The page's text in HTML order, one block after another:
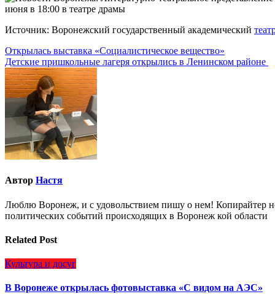
Источник: Воронежский государственный академический
Навигация
по
записям
Открылась выставка «Социалистическое вещество»
Детские пришкольные лагеря открылись в Ленинском районе
Автор Настя
Люблю Воронеж, и с удовольствием пишу о нем! Копирайтер
политических событий происходящих в Воронеж кой области
Related Post
Культура и досуг
В Воронеже открылась фотовыставка «С видом на АЭС»